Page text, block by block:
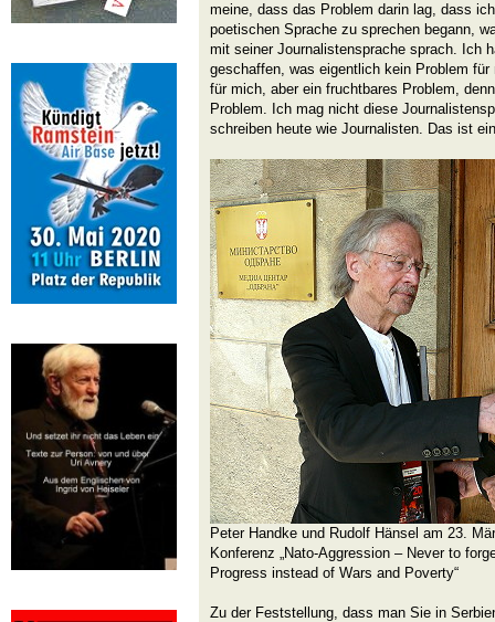
meine, dass das Problem darin lag, dass
poetischen Sprache zu sprechen begann,
mit seiner Journalistensprache sprach. Ich
geschaffen, was eigentlich kein Problem
für mich, aber ein fruchtbares Problem,
Problem. Ich mag nicht diese
schreiben heute wie Journalisten. Das ist
Peter Handke und Rudolf Hänsel am 23.
Konferenz „Nato-Aggression – Never to
Progress instead of Wars and Poverty“
Zu der Feststellung, dass man Sie in